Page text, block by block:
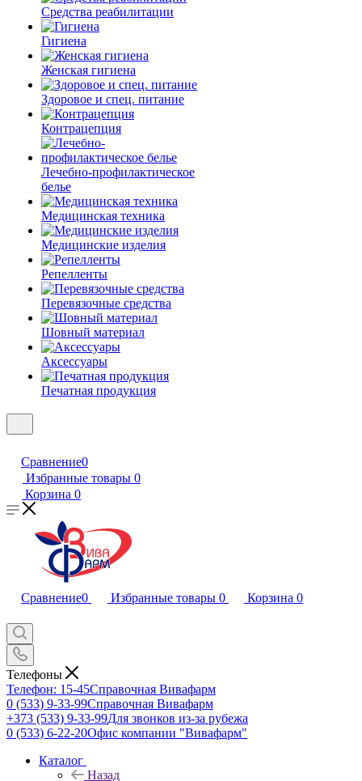
Средства реабилитации
Гигиена
Женская гигиена
Здоровое и спец. питание
Контрацепция
Лечебно-профилактическое
белье
Медицинская техника
Медицинские изделия
Репелленты
Перевязочные средства
Шовный материал
Аксессуары
Печатная продукция
Сравнение0
Избранные товары 0
Корзина 0
Сравнение0 Избранные товары 0 Корзина 0
Телефоны
Телефон: 15-45Справочная Вивафарм
0 (533) 9-33-99Справочная Вивафарм
+373 (533) 9-33-99Для звонков из-за рубежа
0 (533) 6-22-20Офис компании "Вивафарм"
Каталог
Назад